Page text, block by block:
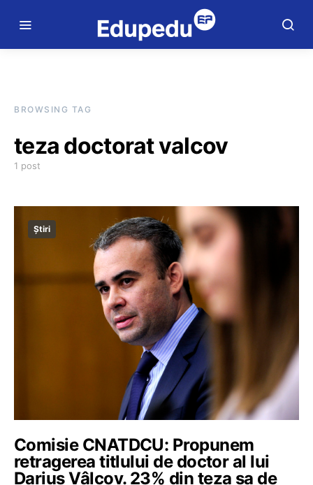
BROWSING TAG
teza doctorat valcov
1 post
Știri
Comisie CNATDCU: Propunem
retragerea titlului de doctor al lui
Darius Vâlcov. 23% din teza sa de